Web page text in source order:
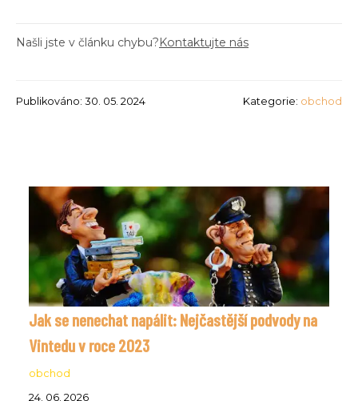
Našli jste v článku chybu?Kontaktujte nás
Publikováno: 30. 05. 2024 Kategorie: obchod
Jak se nenechat napálit: Nejčastější podvody na
Vintedu v roce 2023
obchod
24. 06. 2026